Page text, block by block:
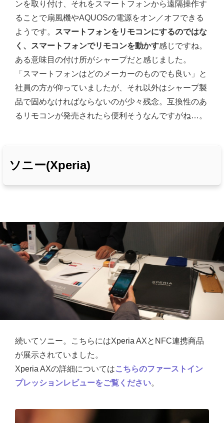
ンを取り付け、それをスマートフォンから遠隔操作す
ることで扇風機やAQUOSの電源をオン／オフできる
ようです。
スマートフォンをリモコンにするのではな
く、スマートフォンでリモコンを動かす感じですね。
ある意味目の付け所がシャープだと感じました。
「スマートフォンはどのメーカーのものでも良い」と
社員の方が仰っていましたが、それ以外はシャープ製
品で固めなければならないのが少々残念。互換性のあ
るリモコンが発売されたら便利そうなんですがね…。
ソニー(Xperia)
続いてソニー。こちらにはXperia AXとNFC連携商品
が展示されていました。
Xperia AXの詳細についてはこちらのファーストイン
プレッションレビューをご覧ください。